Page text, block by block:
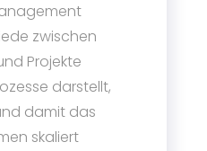
zwischen
Projekte
darstellt,
damit das
skaliert